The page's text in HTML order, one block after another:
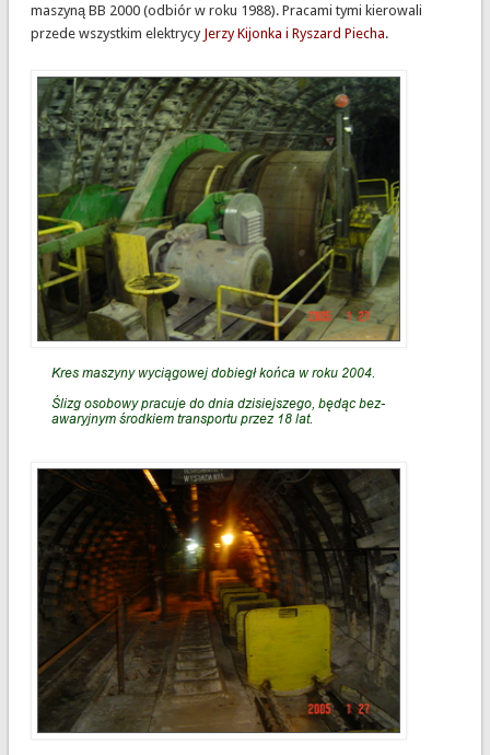
maszyną BB 2000 (odbiór w roku 1988). Pracami tymi kierowali
przede wszystkim elektrycy Jerzy Kijonka i Ryszard Piecha.